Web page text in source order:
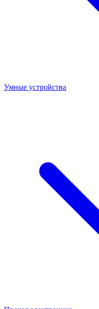
Умные устройства